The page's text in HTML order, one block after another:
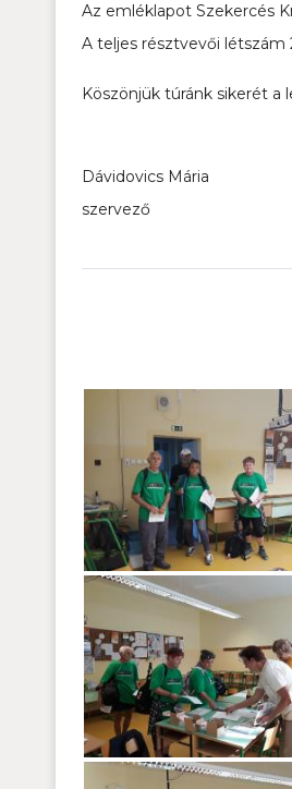
Az emléklapot Szekercés
A teljes résztvevői létszám
Köszönjük túránk sikerét a
Dávidovics Mária
szervező